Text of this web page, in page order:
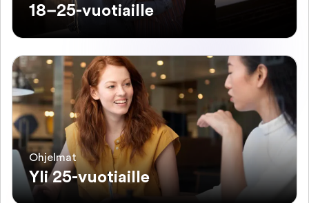
18–25-vuotiaille
Ohjelmat
Yli 25-vuotiaille